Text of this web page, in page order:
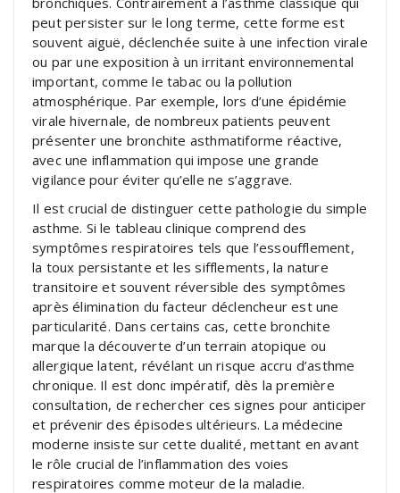
peut persister sur le long terme, cette forme est
souvent aiguë, déclenchée suite à une infection virale
ou par une exposition à un irritant environnemental
important, comme le tabac ou la pollution
atmosphérique. Par exemple, lors d’une épidémie
virale hivernale, de nombreux patients peuvent
présenter une bronchite asthmatiforme réactive,
avec une inflammation qui impose une grande
vigilance pour éviter qu’elle ne s’aggrave.
Il est crucial de distinguer cette pathologie du simple
asthme. Si le tableau clinique comprend des
symptômes respiratoires tels que l’essoufflement,
la toux persistante et les sifflements, la nature
transitoire et souvent réversible des symptômes
après élimination du facteur déclencheur est une
particularité. Dans certains cas, cette bronchite
marque la découverte d’un terrain atopique ou
allergique latent, révélant un risque accru d’asthme
chronique. Il est donc impératif, dès la première
consultation, de rechercher ces signes pour anticiper
et prévenir des épisodes ultérieurs. La médecine
moderne insiste sur cette dualité, mettant en avant
le rôle crucial de l’inflammation des voies
respiratoires comme moteur de la maladie.